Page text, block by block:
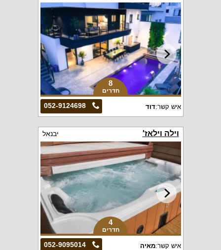
8
חדרים
052-9124698 איש קשר:דוד
וילה וילאז' יבנאל
4
חדרים
052-9095014 איש קשר:מאיה